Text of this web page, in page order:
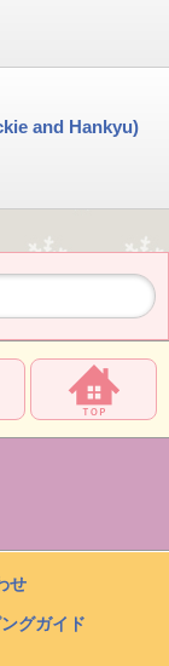
and Hankyu)
せ
グガイド